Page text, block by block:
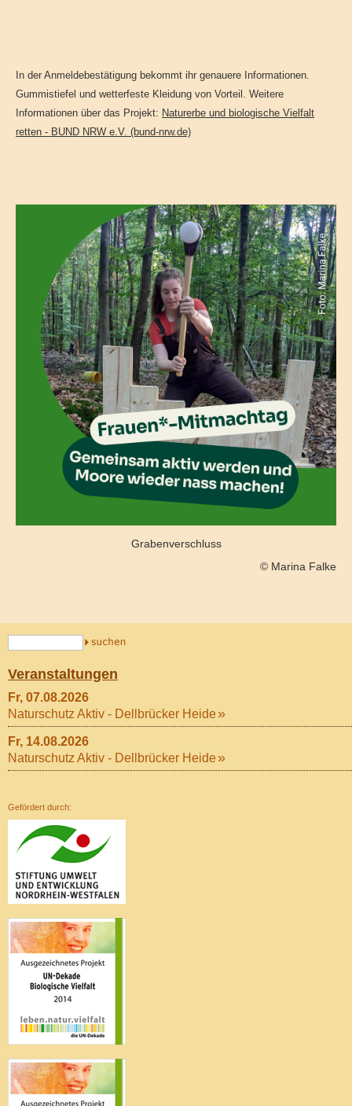
In der Anmeldebestätigung bekommt ihr genauere Informationen.
Gummistiefel und wetterfeste Kleidung von Vorteil. Weitere
Informationen über das Projekt: Naturerbe und biologische Vielfalt
retten - BUND NRW e.V. (bund-nrw.de)
Grabenverschluss
© Marina Falke
Veranstaltungen
Fr, 07.08.2026
Naturschutz Aktiv - Dellbrücker Heide
Fr, 14.08.2026
Naturschutz Aktiv - Dellbrücker Heide
Gefördert durch: